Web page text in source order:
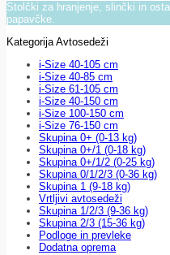
Stolčki za hranjenje, slinčki in
papavčke.
Kategorija Avtosedeži
i-Size 40-105 cm
i-Size 40-85 cm
i-Size 61-105 cm
i-Size 40-150 cm
i-Size 100-150 cm
i-Size 76-150 cm
Skupina 0+ (0-13 kg)
Skupina 0+/1 (0-18 kg)
Skupina 0+/1/2 (0-25 kg)
Skupina 0/1/2/3 (0-36 kg)
Skupina 1 (9-18 kg)
Vrtljivi avtosedeži
Skupina 1/2/3 (9-36 kg)
Skupina 2/3 (15-36 kg)
Podloge in prevleke
Dodatna oprema